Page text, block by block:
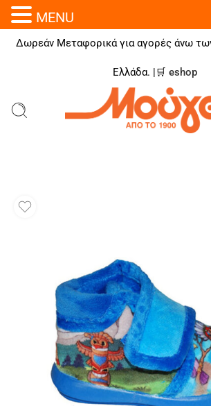
Δωρεάν Μεταφορικά για αγορές άνω
Ελλάδα. |🛒 eshop
MENU